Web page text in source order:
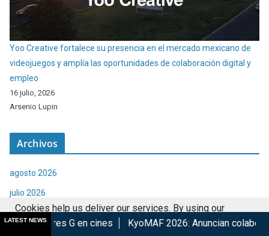
Yoo Creative fortalece su presencia en el mercado mexicano de
videojuegos y amplía las oportunidades de colaboración digital y
empleo
16 julio, 2026
Arsenio Lupin
Archivos
agosto 2026
julio 2026
junio 2026
LATEST NEWS
cines KyoMAF 2026: Anuncian colaboraciones y
Cookies help us deliver our services. By using our
services, you agree to our use of cookies.
Got it